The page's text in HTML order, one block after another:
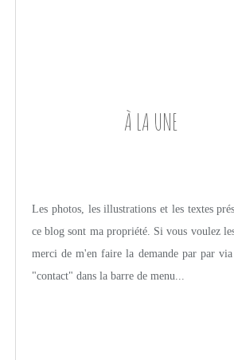
À LA UNE
Les photos, les illustrations et les textes
ce blog sont ma propriété. Si vous voulez
merci de m'en faire la demande par par
"contact" dans la barre de menu...